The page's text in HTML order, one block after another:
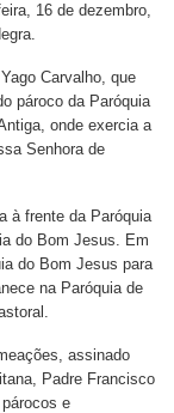
16 de dezembro,
Carvalho, que
pároco da Paróquia
onde exercia a
Senhora de
à frente da Paróquia
do Bom Jesus. Em
do Bom Jesus para
na Paróquia de
assinado
Padre Francisco
e